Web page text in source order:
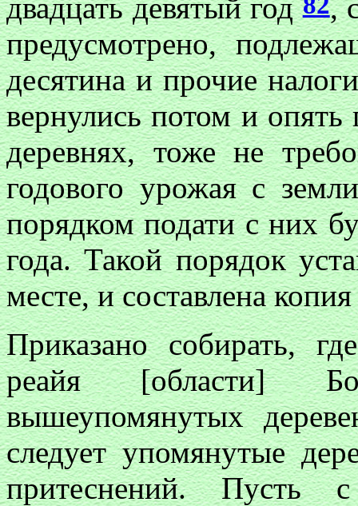
двадцать девятый год
,
предусмотрено,
десятина и прочие
вернулись потом и
деревнях, тоже не
годового урожая с
порядком подати с них
года. Такой порядок
месте, и составлена
Приказано собирать,
реайя [области]
вышеупомянутых
следует упомянутые
притеснений.